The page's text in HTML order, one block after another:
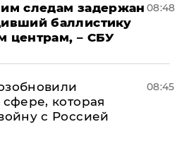
следам задержан
баллистику
центрам, – СБУ
08:48
которая
с Россией
08:45